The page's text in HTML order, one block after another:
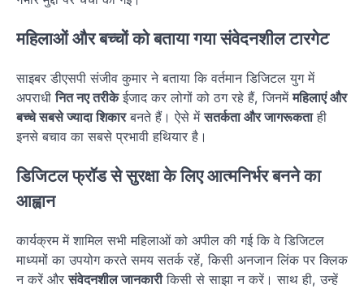
महिलाओं और बच्चों को बताया गया संवेदनशील टारगेट
साइबर डीएसपी संजीव कुमार ने बताया कि वर्तमान डिजिटल युग में
अपराधीनित नए तरीकेईजाद कर लोगों को ठग रहे हैं, जिनमेंमहिलाएं और
बच्चे सबसे ज्यादा शिकारबनते हैं। ऐसे मेंसतर्कता और जागरूकताही
इनसे बचाव का सबसे प्रभावी हथियार है।
डिजिटल फ्रॉड से सुरक्षा के लिए आत्मनिर्भर बनने का
आह्वान
कार्यक्रम में शामिल सभी महिलाओं को अपील की गई कि वे डिजिटल
माध्यमों का उपयोग करते समय सतर्क रहें, किसी अनजान लिंक पर क्लिक
न करें औरसंवेदनशील जानकारीकिसी से साझा न करें। साथ ही, उन्हें